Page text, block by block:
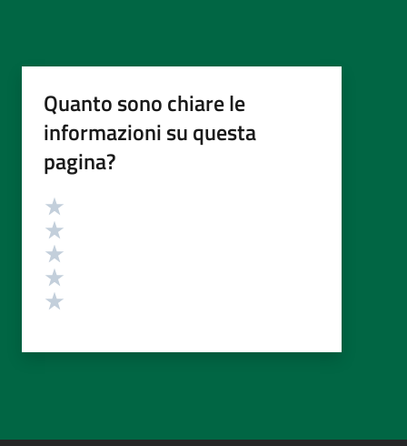
Quanto sono chiare le
informazioni su questa
pagina?
Valutazione